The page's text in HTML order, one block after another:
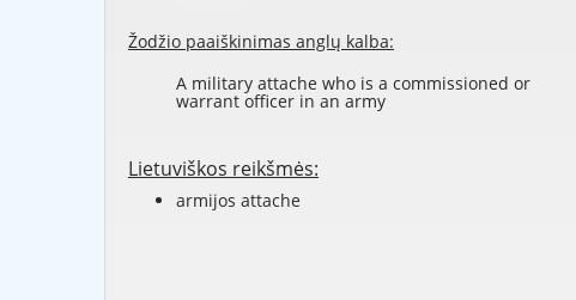
Žodžio paaiškinimas anglų kalba:
A military attache who is a commissioned or
warrant officer in an army
Lietuviškos reikšmės:
armijos attache